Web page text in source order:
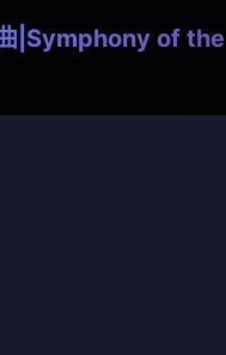
|Symphony of the